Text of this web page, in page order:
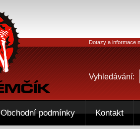
Dotazy a informace
Vyhledávání:
Obchodní podmínky Kontakt